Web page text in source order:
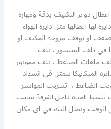
دواير التكييف بدقة ومهاره
لها اعطالها مثل دايرة الهواء
، ضعف او توقف مروحة المكثف او
في تلف السنسور ، تلف
ملفات الضاغط ، تلف مموتور
الميكانيكا تتمثل في انسداد
الضاغط ، تسريب المواسير
تنقيط المياه داخل الغرفة بسبب
الوقت ونصل اليك في اي مكان